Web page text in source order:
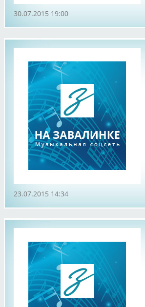
30.07.2015 19:00
23.07.2015 14:34